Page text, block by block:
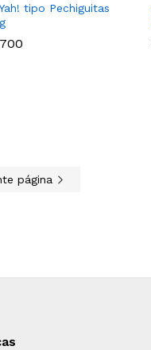
tipo Pechiguitas
página